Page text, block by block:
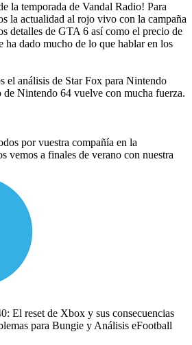
la temporada de Vandal Radio! Para
la actualidad al rojo vivo con la campaña
detalles de GTA 6 así como el precio de
ha dado mucho de lo que hablar en los
el análisis de Star Fox para Nintendo
de Nintendo 64 vuelve con mucha fuerza.
por vuestra compañía en la
vemos a finales de verano con nuestra
El reset de Xbox y sus consecuencias
para Bungie y Análisis eFootball